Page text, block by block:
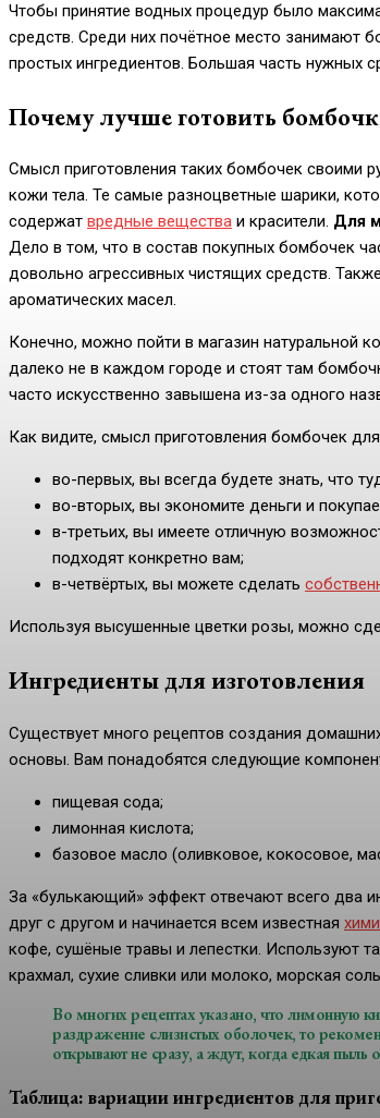
Чтобы принятие водных процедур было
средств. Среди них почётное место занимают
простых ингредиентов. Большая часть нужных
Почему лучше готовить
Смысл приготовления таких бомбочек своими
кожи тела. Те самые разноцветные шарики,
содержат вредные вещества и красители. Для
Дело в том, что в состав покупных бомбочек
довольно агрессивных чистящих средств.
ароматических масел.
Конечно, можно пойти в магазин натуральной
далеко не в каждом городе и стоят там
часто искусственно завышена из-за одного
Как видите, смысл приготовления бомбочек
во-первых, вы всегда будете знать, что
во-вторых, вы экономите деньги и
в-третьих, вы имеете отличную
подходят конкретно вам;
в-четвёртых, вы можете сделать
Используя высушенные цветки розы, можно
Ингредиенты для изготовления
Существует много рецептов создания
основы. Вам понадобятся следующие
пищевая сода;
лимонная кислота;
базовое масло (оливковое, кокосовое,
За «булькающий» эффект отвечают всего два
друг с другом и начинается всем известная
кофе, сушёные травы и лепестки. Используют
крахмал, сухие сливки или молоко, морская
Во многих рецептах указано, что лимонную
раздражение слизистых оболочек, то
открывают не сразу, а ждут, когда едкая пыль
Таблица: вариации ингредиентов для